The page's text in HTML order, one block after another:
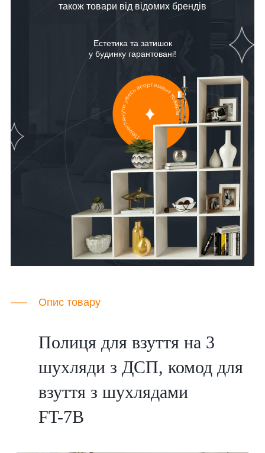
також товари від відомих брендів
Естетика та затишок
у будинку гарантовані!
Опис товару
Полиця для взуття на 3
шухляди з ДСП, комод для
взуття з шухлядами
FT-7B